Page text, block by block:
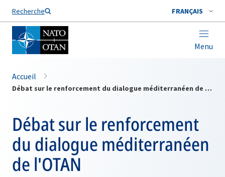
Recherche FRANÇAIS
Menu
Nom de famille*
Accueil
Débat sur le renforcement du dialogue méditerranéen de l'OTAN
Débat sur le renforcement
du dialogue méditerranéen
de l'OTAN